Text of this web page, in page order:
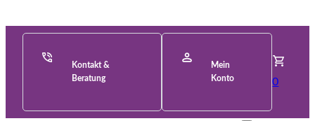
Kontakt &
Beratung
Mein
Konto
0